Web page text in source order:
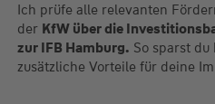
Ich prüfe alle relevanten
der KfW über die
zur IFB Hamburg. So sparst
zusätzliche Vorteile für deine